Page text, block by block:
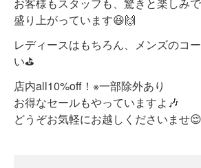
盛り上がっています😆🙌
レディースはもちろん、メンズのコ
い⛳️
店内all10%off！※一部除外あり
お得なセールもやっていますよ🎶
どうぞお気軽にお越しくださいませ😌